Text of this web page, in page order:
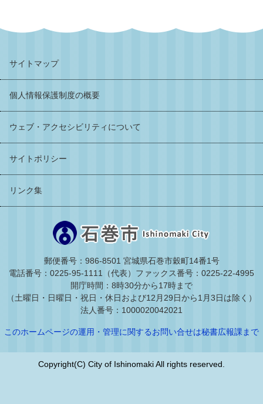
サイトマップ
個人情報保護制度の概要
ウェブ・アクセシビリティについて
サイトポリシー
リンク集
郵便番号：986-8501 宮城県石巻市穀町14番1号
電話番号：0225-95-1111（代表） ファックス番号：0225-22-4995
開庁時間：8時30分から17時まで
（土曜日・日曜日・祝日・休日および12月29日から1月3日は除く）
法人番号：1000020042021
このホームページの運用・管理に関するお問い合せは秘書広報課まで
Copyright(C) City of Ishinomaki All rights reserved.